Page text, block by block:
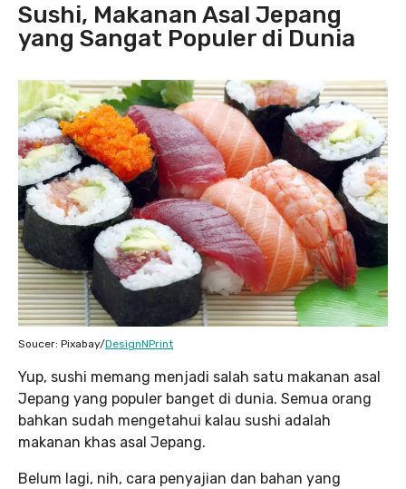
Sushi, Makanan Asal Jepang
yang Sangat Populer di Dunia
Soucer: Pixabay/DesignNPrint
Yup, sushi memang menjadi salah satu makanan asal
Jepang yang populer banget di dunia. Semua orang
bahkan sudah mengetahui kalau sushi adalah
makanan khas asal Jepang.
Belum lagi, nih, cara penyajian dan bahan yang